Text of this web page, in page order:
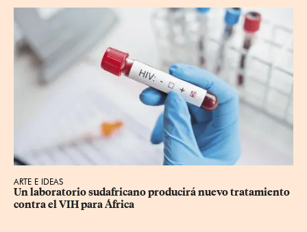
ARTE E IDEAS
Un laboratorio sudafricano producirá nuevo tratamiento
contra el VIH para África